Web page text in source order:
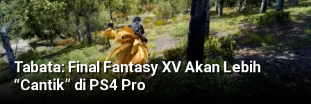
Tabata: Final Fantasy XV Akan Lebih
“Cantik” di PS4 Pro